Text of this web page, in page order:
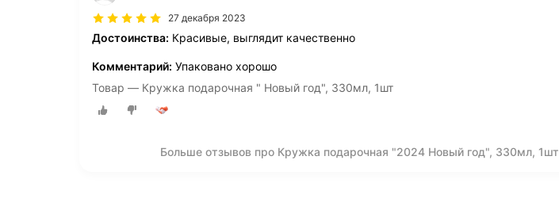
27 декабря 2023
Достоинства: Красивые, выглядит качественно
Комментарий: Упаковано хорошо
Товар — Кружка подарочная " Новый год", 330мл, 1шт
Больше отзывов про Кружка подарочная "2024 Новый год", 330мл, 1шт